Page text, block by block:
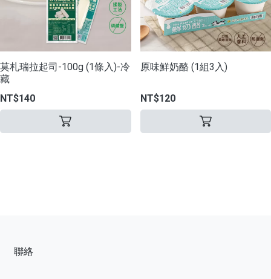
莫札瑞拉起司-100g (1條入)-冷
藏
NT$140
原味鮮奶酪 (1組3入)
NT$120
聯絡